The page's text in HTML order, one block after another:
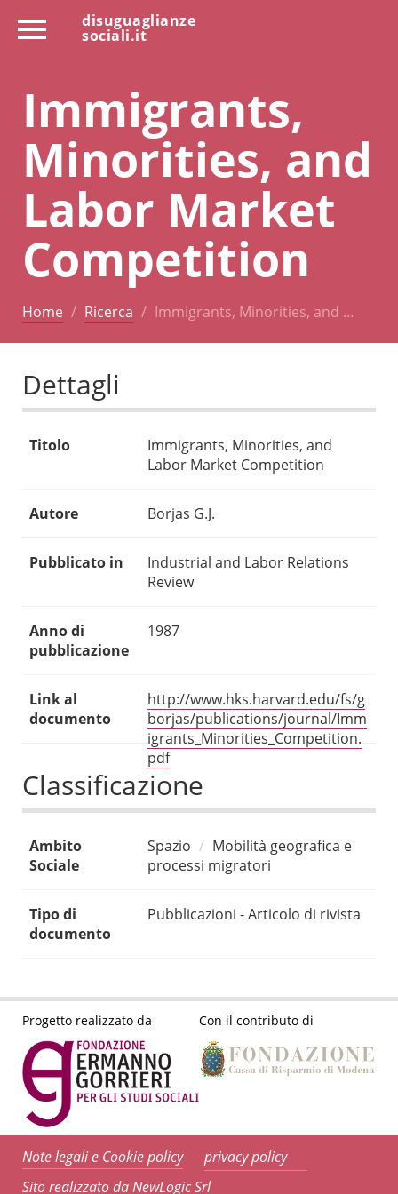
disuguaglianze
sociali.it
Immigrants,
Minorities, and
Labor Market
Competition
Home Ricerca Immigrants, Minorities, and …
Dettagli
Titolo
Immigrants, Minorities, and
Labor Market Competition
Autore Borjas G.J.
Pubblicato in
Industrial and Labor Relations
Review
Anno di
pubblicazione
1987
Link al
documento
http://www.hks.harvard.edu/fs/g
borjas/publications/journal/Imm
igrants_Minorities_Competition.
pdf
Classificazione
Ambito
Sociale
Spazio
Mobilità geografica e
processi migratori
Tipo di
documento
Pubblicazioni - Articolo di rivista
Progetto realizzato da Con il contributo di
Note legali e Cookie policy
privacy policy
Sito realizzato da NewLogic Srl